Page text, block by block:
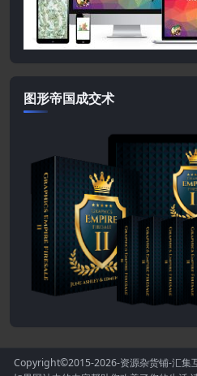
图形帝国成交术
Copyright©2015-2026-资源杂货铺-汇集